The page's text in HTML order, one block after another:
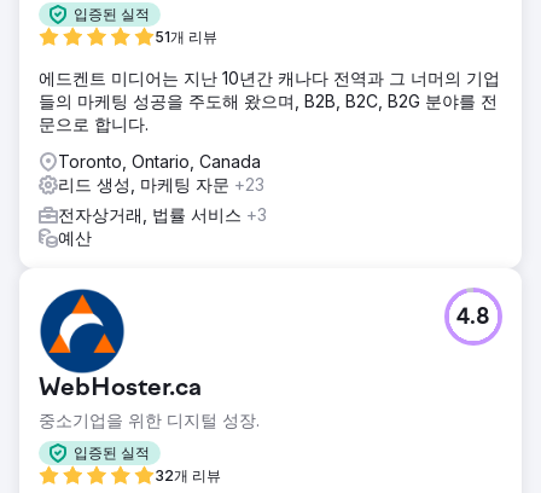
입증된 실적
51개 리뷰
에드켄트 미디어는 지난 10년간 캐나다 전역과 그 너머의 기업
들의 마케팅 성공을 주도해 왔으며, B2B, B2C, B2G 분야를 전
문으로 합니다.
Toronto, Ontario, Canada
리드 생성, 마케팅 자문 +23
전자상거래, 법률 서비스 +3
예산
WebHoster.ca
중소기업을 위한 디지털 성장.
입증된 실적
32개 리뷰
4.8